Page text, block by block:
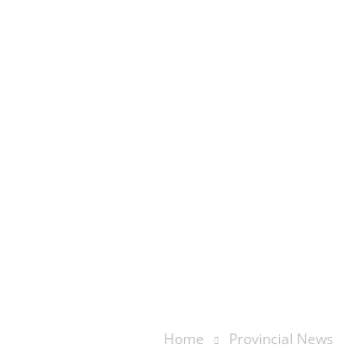
Home Provincial News